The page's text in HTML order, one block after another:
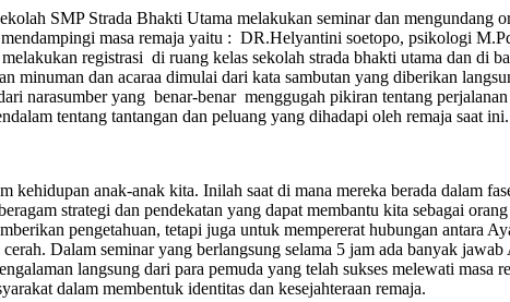
SMP Strada Bhakti Utama melakukan seminar dan mengundang
masa remaja yaitu : DR.Helyantini soetopo, psikologi
registrasi di ruang kelas sekolah strada bhakti utama dan
minuman dan acaraa dimulai dari kata sambutan yang diberikan
narasumber yang benar-benar menggugah pikiran tentang
tentang tantangan dan peluang yang dihadapi oleh remaja saat ini.
kehidupan anak-anak kita. Inilah saat di mana mereka berada dalam
strategi dan pendekatan yang dapat membantu kita sebagai
pengetahuan, tetapi juga untuk mempererat hubungan antara
Dalam seminar yang berlangsung selama 5 jam ada banyak
langsung dari para pemuda yang telah sukses melewati
dalam membentuk identitas dan kesejahteraan remaja.